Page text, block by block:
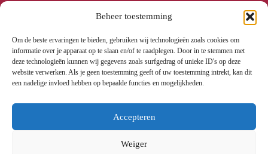
Beheer toestemming
Om de beste ervaringen te bieden, gebruiken wij technologieën zoals cookies om
informatie over je apparaat op te slaan en/of te raadplegen. Door in te stemmen met
deze technologieën kunnen wij gegevens zoals surfgedrag of unieke ID's op deze
website verwerken. Als je geen toestemming geeft of uw toestemming intrekt, kan dit
een nadelige invloed hebben op bepaalde functies en mogelijkheden.
Accepteren
Weiger
Email *
Meld me aan